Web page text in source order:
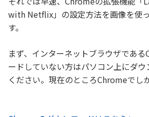
with Netflix」の設定方法を画像を使
す。
まず、インターネットブラウザであ
ードしていない方はパソコン上にダ
ください。現在のところChromeでし